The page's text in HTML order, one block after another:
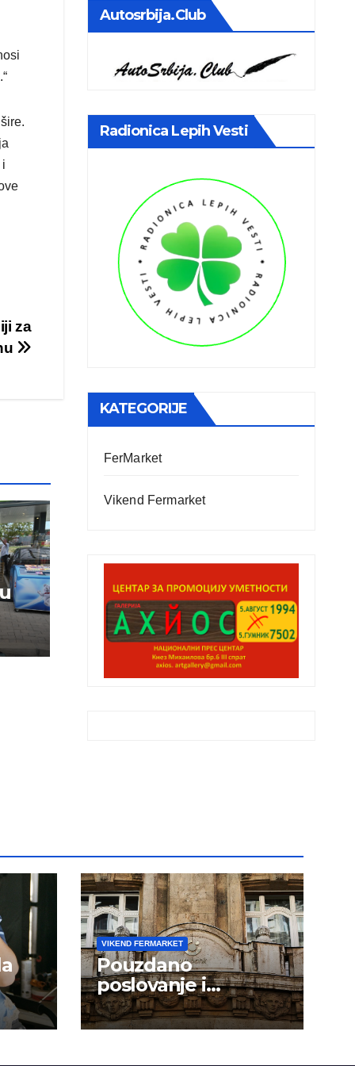
za
Autosrbija.club
Radionica Lepih Vesti
KATEGORIJE
FerMarket
Vikend Fermarket
VIKEND FERMARKET
Pouzdano
poslovanje i
kontinuitet rasta